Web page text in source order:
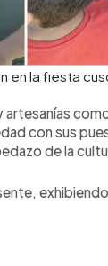
en la fiesta
con sus
de la